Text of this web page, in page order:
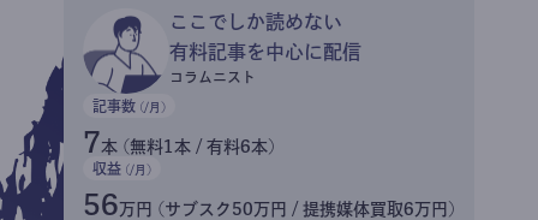
ここでしか読めない
有料記事を中心に配信
コラムニスト
記事数 (/月)
7本 (無料1本 / 有料6本)
収益 (/月)
56万円 (サブスク50万円 / 提携媒体買取6万円)